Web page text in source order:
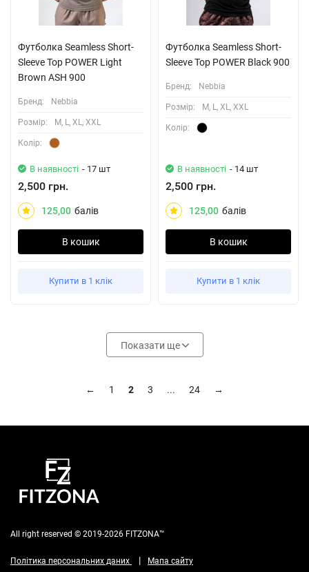
Футболка Seamless Short-
Sleeve Top POWER Light
Brown ASH 900
Бренд: Nebbia
Розмiр: M, L, XL, XXL
Колiр:
В наявності - 17 шт
2,500 грн.
125,00 балів
В кошик
Купити в 1 клік
Футболка Seamless Short-
Sleeve Top POWER Black 900
Бренд: Nebbia
Розмiр: M, L, XL, XXL
Колiр:
В наявності - 14 шт
2,500 грн.
125,00 балів
В кошик
Купити в 1 клік
Показати ще
← 1 2 3 ... 24 →
All right reserved © 2019-2026 FITZONA™
Політика персональних даних | Мапа сайту